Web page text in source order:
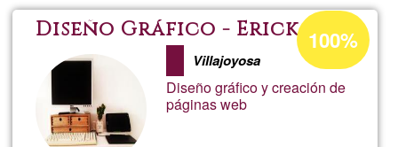
Diseño Gráfico - Erick G_G
Villajoyosa
Diseño gráfico y creación de
páginas web
Acceptance
percentage
Ğ1
100%